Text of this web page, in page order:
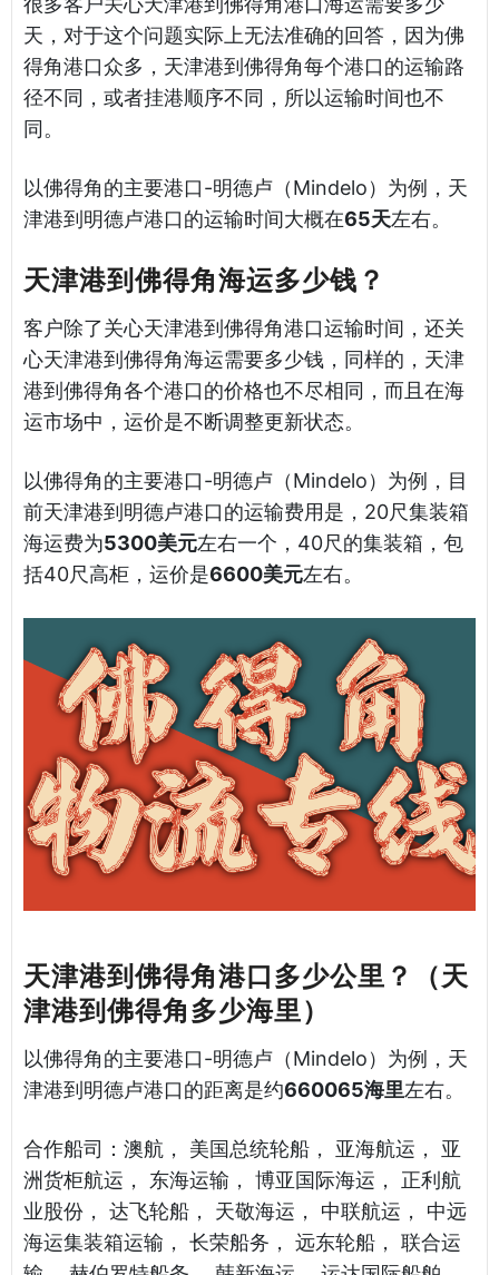
天，对于这个问题实际上无法准确的回答，因为佛
得角港口众多，天津港到佛得角每个港口的运输路
径不同，或者挂港顺序不同，所以运输时间也不
同。
以佛得角的主要港口-明德卢（Mindelo）为例，天
津港到明德卢港口的运输时间大概在65天左右。
天津港到佛得角海运多少钱？
客户除了关心天津港到佛得角港口运输时间，还关
心天津港到佛得角海运需要多少钱，同样的，天津
港到佛得角各个港口的价格也不尽相同，而且在海
运市场中，运价是不断调整更新状态。
以佛得角的主要港口-明德卢（Mindelo）为例，目
前天津港到明德卢港口的运输费用是，20尺集装箱
海运费为5300美元左右一个，40尺的集装箱，包
括40尺高柜，运价是6600美元左右。
天津港到佛得角港口多少公里？（天
津港到佛得角多少海里）
以佛得角的主要港口-明德卢（Mindelo）为例，天
津港到明德卢港口的距离是约660065海里左右。
合作船司：澳航， 美国总统轮船， 亚海航运， 亚
洲货柜航运， 东海运输， 博亚国际海运， 正利航
业股份， 达飞轮船， 天敬海运， 中联航运， 中远
海运集装箱运输， 长荣船务， 远东轮船， 联合运